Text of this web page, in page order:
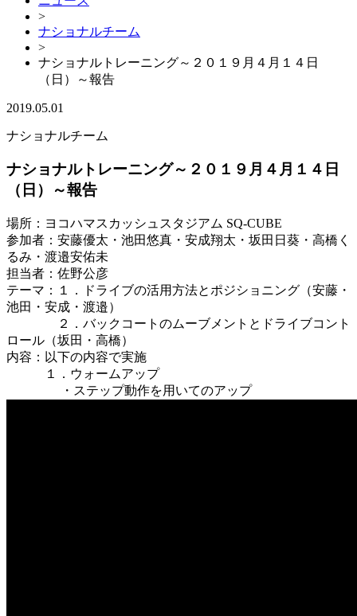
>
ナショナルチーム
>
ナショナルトレーニング～２０１９月４月１４日
（日）～報告
2019.05.01
ナショナルチーム
ナショナルトレーニング～２０１９月４月１４日
（日）～報告
場所：ヨコハマスカッシュスタジアム SQ-CUBE
参加者：安藤優太・池田悠真・安成翔太・坂田日葵・高橋く
るみ・渡邉安佑未
担当者：佐野公彦
テーマ：１．ドライブの活用方法とポジショニング（安藤・
池田・安成・渡邉）
２．バックコートのムーブメントとドライブコント
ロール（坂田・高橋）
内容：以下の内容で実施
１．ウォームアップ
・ステップ動作を用いてのアップ